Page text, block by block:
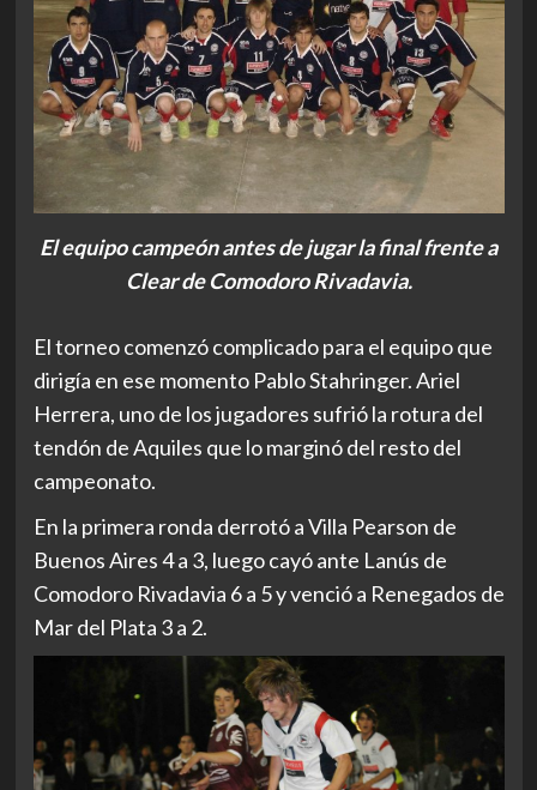
El equipo campeón antes de jugar la final frente a
Clear de Comodoro Rivadavia.
El torneo comenzó complicado para el equipo que
dirigía en ese momento Pablo Stahringer. Ariel
Herrera, uno de los jugadores sufrió la rotura del
tendón de Aquiles que lo marginó del resto del
campeonato.
En la primera ronda derrotó a Villa Pearson de
Buenos Aires 4 a 3, luego cayó ante Lanús de
Comodoro Rivadavia 6 a 5 y venció a Renegados de
Mar del Plata 3 a 2.